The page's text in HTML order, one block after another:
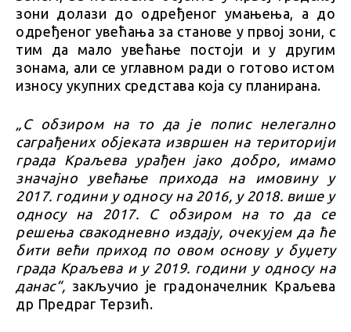
зони долази до одређеног умањења, а до
одређеног увећања за станове у првој зони, с
тим да мало увећање постоји и у другим
зонама, али се углавном ради о готово истом
износу укупних средстава која су планирана.
„С обзиром на то да је попис нелегално
саграђених објеката извршен на територији
града Краљева урађен јако добро, имамо
значајно увећање прихода на имовину у
2017. години у односу на 2016, у 2018. више у
односу на 2017. С обзиром на то да се
решења свакодневно издају, очекујем да ће
бити већи приход по овом основу у буџету
града Краљева и у 2019. години у односу на
данас“, закључио је градоначелник Краљева
др Предраг Терзић.